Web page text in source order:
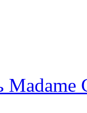
Madame